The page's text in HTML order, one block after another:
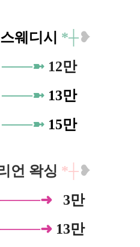
웨디시 *┼❥
───➼ 12만
───➼13만
───➼15만
언 왁싱 *┼❥
────➜
3만
────➜ 13만